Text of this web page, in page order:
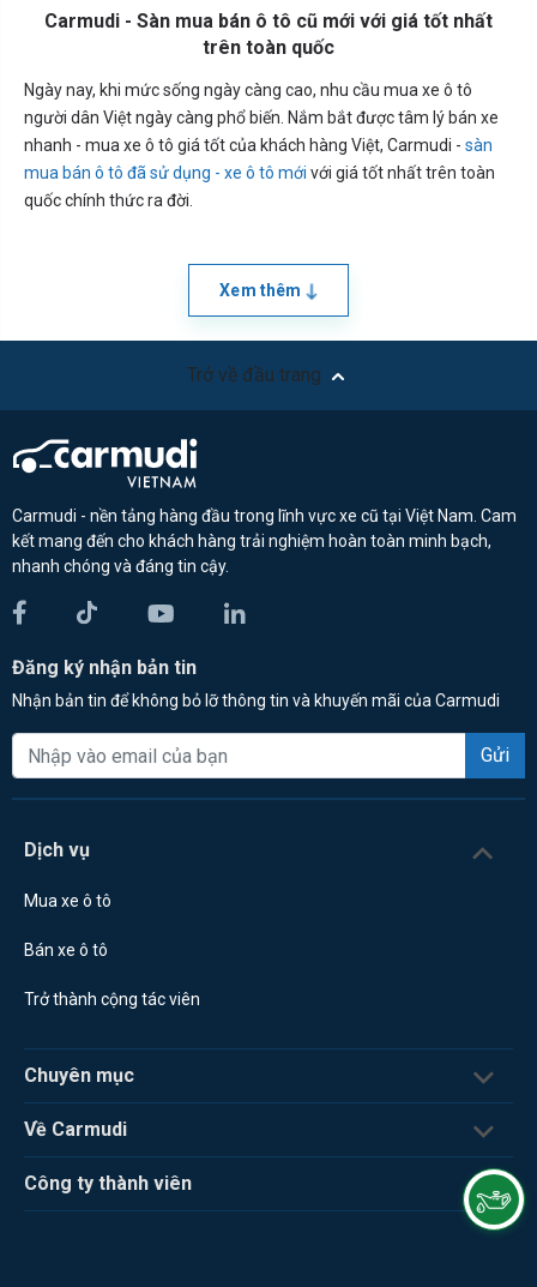
Carmudi - Sàn mua bán ô tô cũ mới với giá tốt nhất
trên toàn quốc
Ngày nay, khi mức sống ngày càng cao, nhu cầu mua xe ô tô
người dân Việt ngày càng phổ biến. Nắm bắt được tâm lý bán xe
nhanh - mua xe ô tô giá tốt của khách hàng Việt, Carmudi - sàn
mua bán ô tô đã sử dụng - xe ô tô mới với giá tốt nhất trên toàn
quốc chính thức ra đời.
Xem thêm
Trở về đầu trang
Carmudi - nền tảng hàng đầu trong lĩnh vực xe cũ tại Việt Nam. Cam
kết mang đến cho khách hàng trải nghiệm hoàn toàn minh bạch,
nhanh chóng và đáng tin cậy.
Đăng ký nhận bản tin
Nhận bản tin để không bỏ lỡ thông tin và khuyến mãi của Carmudi
Gửi
Dịch vụ
Mua xe ô tô
Bán xe ô tô
Trở thành cộng tác viên
Chuyên mục
Về Carmudi
Công ty thành viên